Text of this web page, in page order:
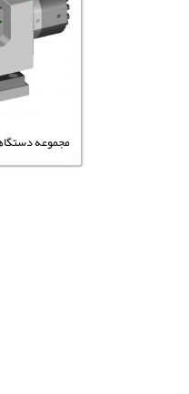
مجموعه